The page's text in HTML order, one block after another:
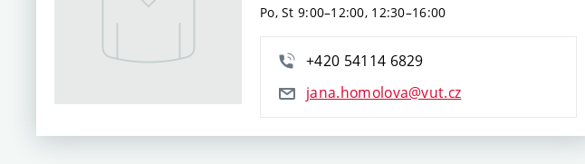
Po, St 9:00–12:00, 12:30–16:00
+420 54114 6829
jana.homolova@vut.cz